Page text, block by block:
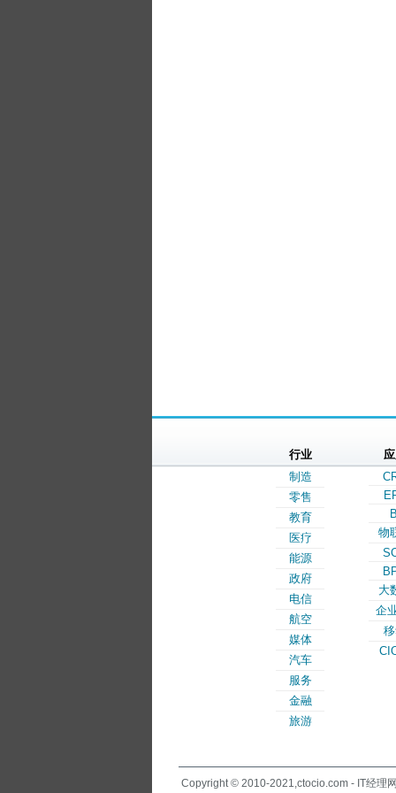
行业
制造
零售
教育
医疗
能源
政府
电信
航空
媒体
汽车
服务
金融
旅游
BI
物
大
企
Copyright © 2010-2021,ctocio.com - IT经理网